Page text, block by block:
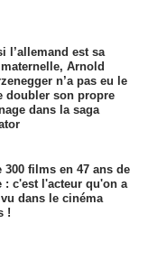
l’allemand est sa
maternelle, Arnold
n’a pas eu le
doubler son propre
dans la saga
300 films en 47 ans de
: c'est l'acteur qu'on a
dans le cinéma
!